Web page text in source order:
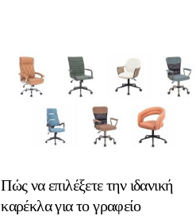
Πώς να επιλέξετε την ιδανική
καρέκλα για το γραφείο